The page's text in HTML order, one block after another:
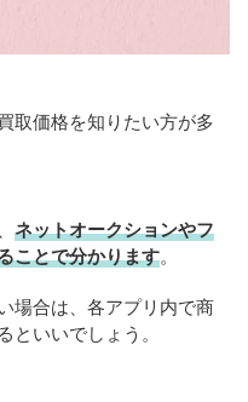
取価格を知りたい方が多
ネットオークションやフ
ことで分かります。
場合は、各アプリ内で商
いいでしょう。